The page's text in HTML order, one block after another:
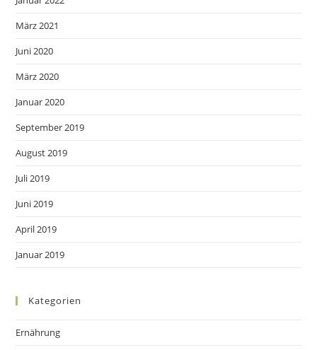
März 2021
Juni 2020
März 2020
Januar 2020
September 2019
August 2019
Juli 2019
Juni 2019
April 2019
Januar 2019
Kategorien
Ernährung